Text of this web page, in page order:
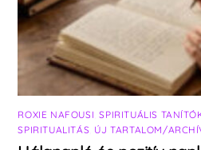
ROXIE NAFOUSI ,SPIRITUÁLIS
SPIRITUALITÁS ÚJ TARTALOM/